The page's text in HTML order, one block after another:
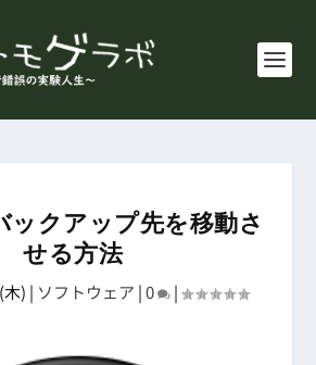
クアップ先を移動さ
せる方法
) | ソフトウェア |0 |